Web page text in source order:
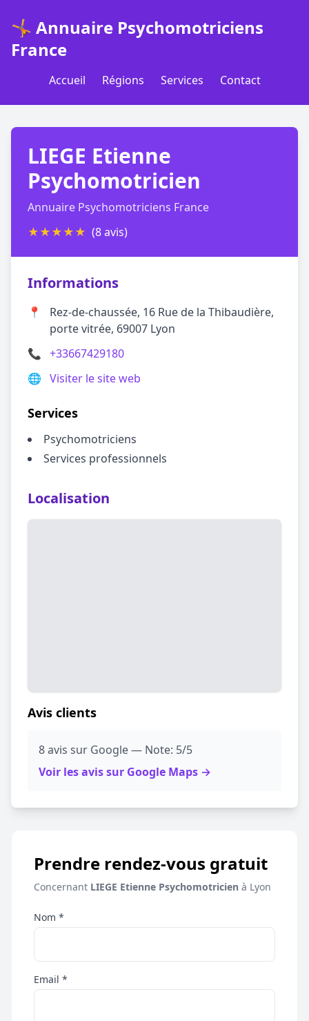
🤸 Annuaire Psychomotriciens
France
Accueil Régions Services Contact
LIEGE Etienne
Psychomotricien
Annuaire Psychomotriciens France
★★★★★ (8 avis)
Informations
📍
Rez-de-chaussée, 16 Rue de la Thibaudière,
porte vitrée, 69007 Lyon
📞 +33667429180
🌐 Visiter le site web
Services
Psychomotriciens
Services professionnels
Localisation
Avis clients
8 avis sur Google — Note: 5/5
Voir les avis sur Google Maps →
Prendre rendez-vous gratuit
Concernant LIEGE Etienne Psychomotricien à Lyon
Nom *
Email *